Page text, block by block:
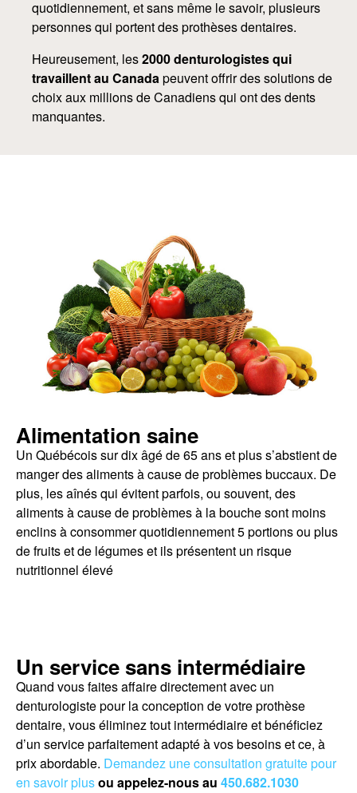
quotidiennement, et sans même le savoir, plusieurs
personnes qui portent des prothèses dentaires.
Heureusement, les2000 denturologistes qui
travaillent au Canadapeuvent offrir des solutions de
choix aux millions de Canadiens qui ont des dents
manquantes.
Alimentation saine
Un Québécois sur dix âgé de 65 ans et plus s’abstient de
manger des aliments à cause de problèmes buccaux. De
plus, les aînés qui évitent parfois, ou souvent, des
aliments à cause de problèmes à la bouche sont moins
enclins à consommer quotidiennement 5 portions ou plus
de fruits et de légumes et ils présentent un risque
nutritionnel élevé
Un service sans intermédiaire
Quand vous faites affaire directement avec un
denturologiste pour la conception de votre prothèse
dentaire, vous éliminez tout intermédiaire et bénéficiez
d’un service parfaitement adapté à vos besoins et ce, à
prix abordable. Demandez une consultation gratuite pour
en savoir plusou appelez-nous au 450.682.1030